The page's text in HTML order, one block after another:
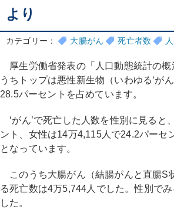
より
カテゴリー： 大腸がん 死亡者数
厚生労働省発表の「人口動態統計の
うちトップは悪性新生物（いわゆる‘が
28.5パーセントを占めています。
‘がん’で死亡した人数を性別に見ると
ント、女性は14万4,115人で24.2パーセ
となっています。
このうち大腸がん（結腸がんと直腸S
る死亡数は4万5,744人でした。性別で
した。